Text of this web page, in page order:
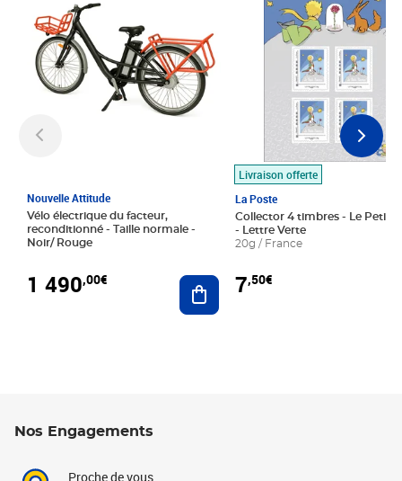
Nouvelle Attitude
Vélo électrique du facteur,
reconditionné - Taille normale -
Noir/ Rouge
1 490,00€ Ajouter au panier
Livraison offerte
La Poste
Collector 4 timbres - Le Petit
- Lettre Verte
20g / France
7,50€
Nos Engagements
Proche de vous